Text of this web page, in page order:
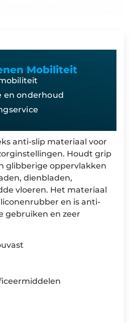
Mobiliteit
en onderhoud
anti-slip materiaal voor
Houdt grip
glibberige oppervlakken
dienbladen,
vloeren. Het materiaal
en is anti-
gebruiken en zeer